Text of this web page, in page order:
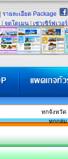
รายละเอียด Package
จดโดเมน เช่าเซิร์ฟเวอร์